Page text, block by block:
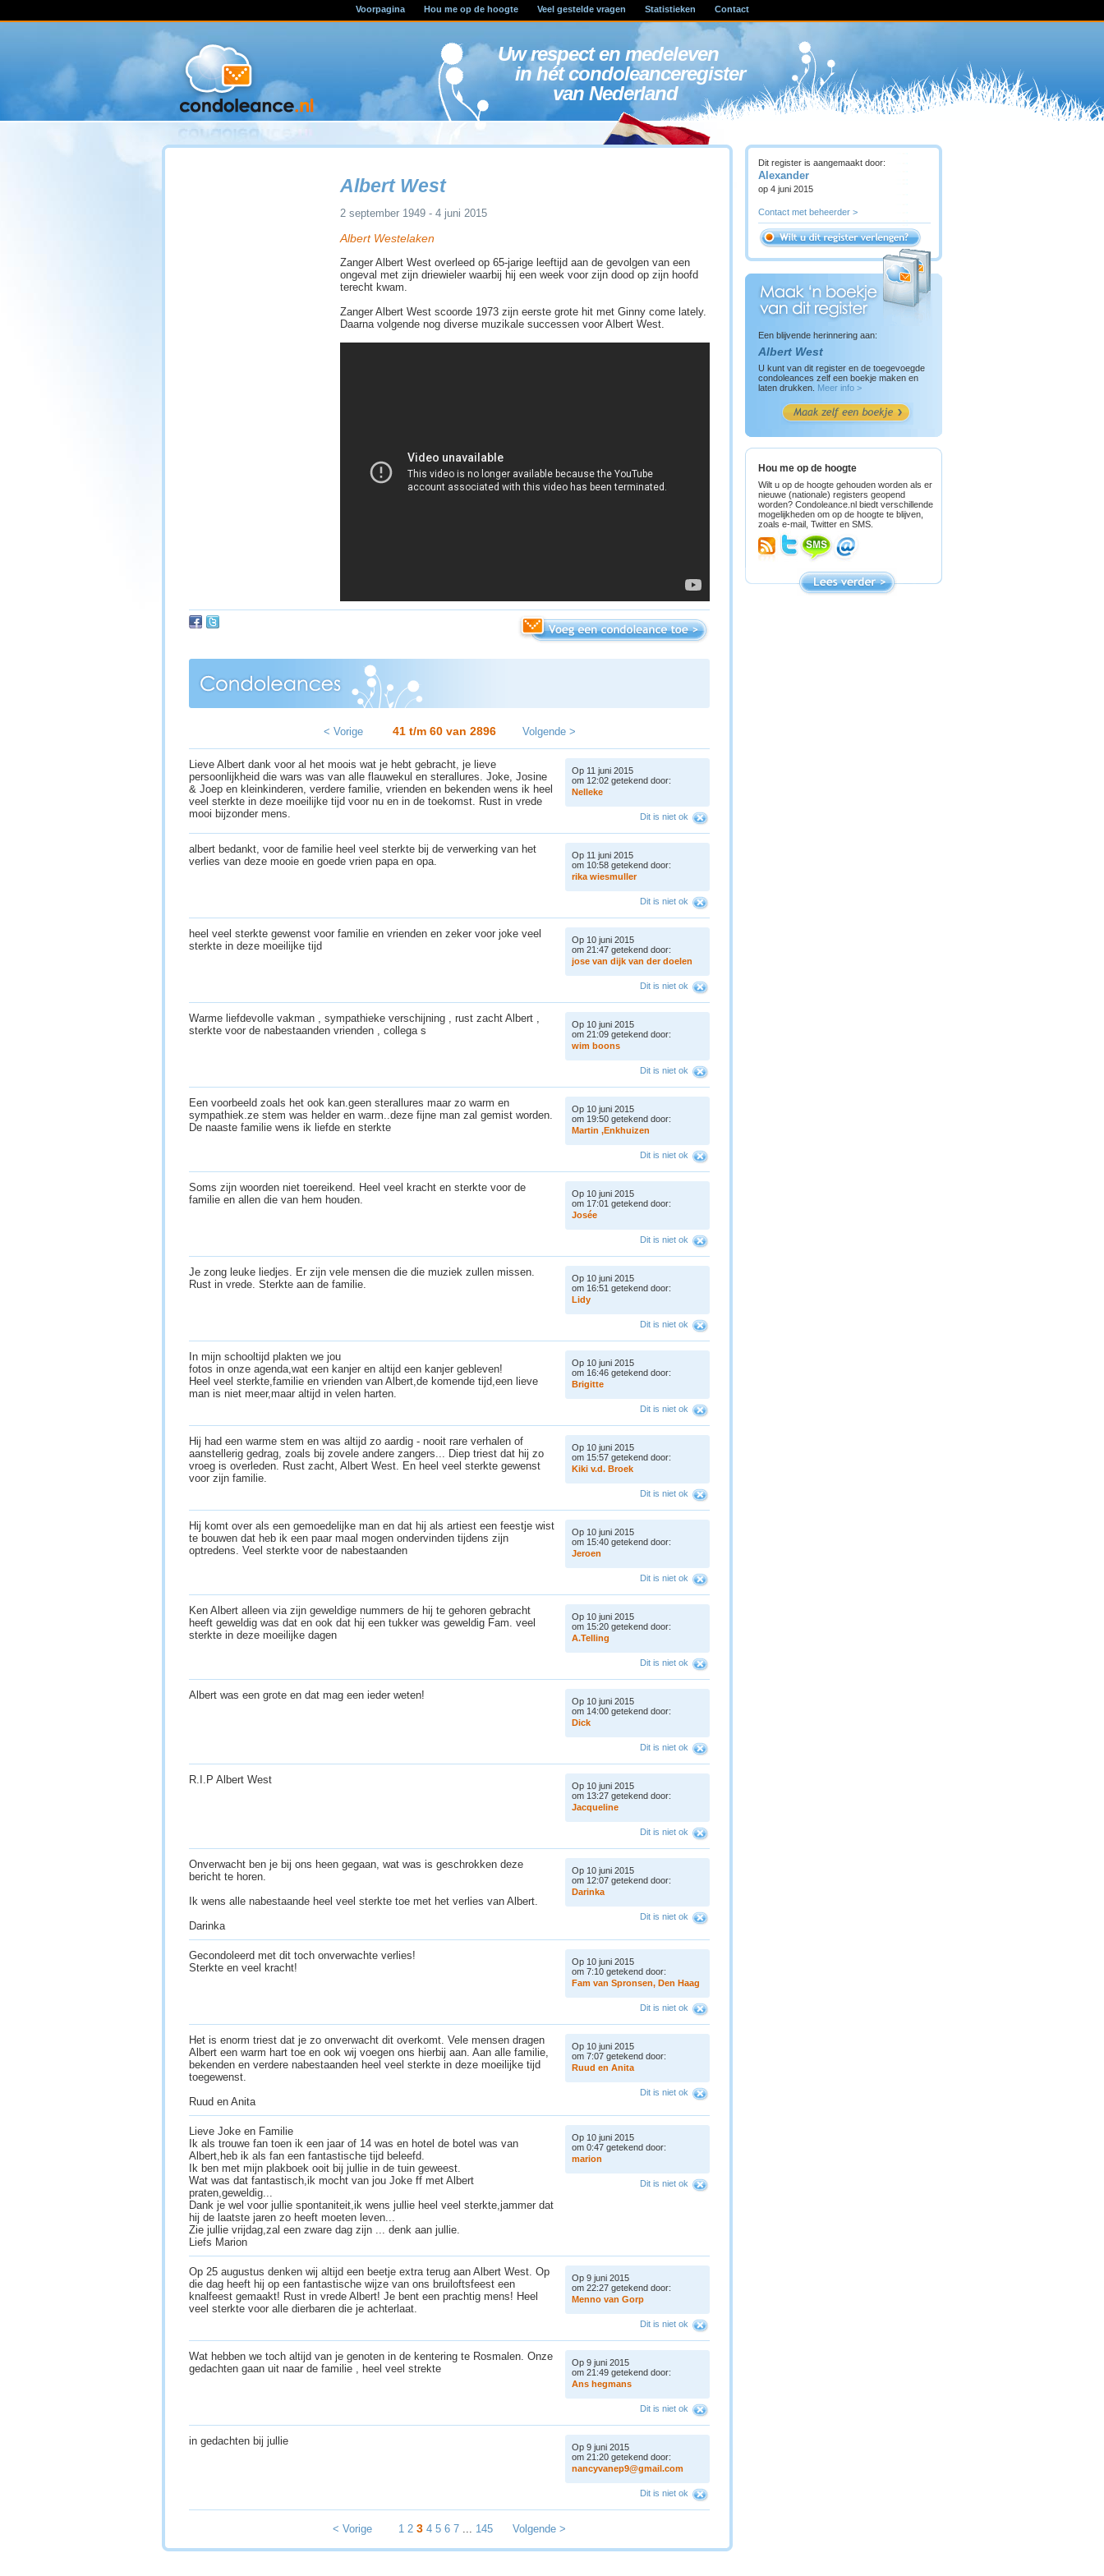
Voorpagina Hou me op de hoogte Veel gestelde vragen Statistieken Contact
Uw respect en medeleven
in hét condoleanceregister
van Nederland
Albert West
2 september 1949 - 4 juni 2015
Albert Westelaken
Zanger Albert West overleed op 65-jarige leeftijd aan de gevolgen van een
ongeval met zijn driewieler waarbij hij een week voor zijn dood op zijn hoofd
terecht kwam.
Zanger Albert West scoorde 1973 zijn eerste grote hit met Ginny come lately.
Daarna volgende nog diverse muzikale successen voor Albert West.
< Vorige 41 t/m 60 van 2896 Volgende >
Lieve Albert dank voor al het moois wat je hebt gebracht, je lieve
persoonlijkheid die wars was van alle flauwekul en sterallures. Joke, Josine
& Joep en kleinkinderen, verdere familie, vrienden en bekenden wens ik heel
veel sterkte in deze moeilijke tijd voor nu en in de toekomst. Rust in vrede
mooi bijzonder mens.
Op 11 juni 2015
om 12:02 getekend door:
Nelleke
Dit is niet ok
albert bedankt, voor de familie heel veel sterkte bij de verwerking van het
verlies van deze mooie en goede vrien papa en opa.
Op 11 juni 2015
om 10:58 getekend door:
rika wiesmuller
Dit is niet ok
heel veel sterkte gewenst voor familie en vrienden en zeker voor joke veel
sterkte in deze moeilijke tijd
Op 10 juni 2015
om 21:47 getekend door:
jose van dijk van der doelen
Dit is niet ok
Warme liefdevolle vakman , sympathieke verschijning , rust zacht Albert ,
sterkte voor de nabestaanden vrienden , collega s
Op 10 juni 2015
om 21:09 getekend door:
wim boons
Dit is niet ok
Een voorbeeld zoals het ook kan.geen sterallures maar zo warm en
sympathiek.ze stem was helder en warm..deze fijne man zal gemist worden.
De naaste familie wens ik liefde en sterkte
Op 10 juni 2015
om 19:50 getekend door:
Martin ,Enkhuizen
Dit is niet ok
Soms zijn woorden niet toereikend. Heel veel kracht en sterkte voor de
familie en allen die van hem houden.
Op 10 juni 2015
om 17:01 getekend door:
Josée
Dit is niet ok
Je zong leuke liedjes. Er zijn vele mensen die die muziek zullen missen.
Rust in vrede. Sterkte aan de familie.
Op 10 juni 2015
om 16:51 getekend door:
Lidy
Dit is niet ok
In mijn schooltijd plakten we jou
fotos in onze agenda,wat een kanjer en altijd een kanjer gebleven!
Heel veel sterkte,familie en vrienden van Albert,de komende tijd,een lieve
man is niet meer,maar altijd in velen harten.
Op 10 juni 2015
om 16:46 getekend door:
Brigitte
Dit is niet ok
Hij had een warme stem en was altijd zo aardig - nooit rare verhalen of
aanstellerig gedrag, zoals bij zovele andere zangers... Diep triest dat hij zo
vroeg is overleden. Rust zacht, Albert West. En heel veel sterkte gewenst
voor zijn familie.
Op 10 juni 2015
om 15:57 getekend door:
Kiki v.d. Broek
Dit is niet ok
Hij komt over als een gemoedelijke man en dat hij als artiest een feestje wist
te bouwen dat heb ik een paar maal mogen ondervinden tijdens zijn
optredens. Veel sterkte voor de nabestaanden
Op 10 juni 2015
om 15:40 getekend door:
Jeroen
Dit is niet ok
Ken Albert alleen via zijn geweldige nummers de hij te gehoren gebracht
heeft geweldig was dat en ook dat hij een tukker was geweldig Fam. veel
sterkte in deze moeilijke dagen
Op 10 juni 2015
om 15:20 getekend door:
A.Telling
Dit is niet ok
Albert was een grote en dat mag een ieder weten!
Op 10 juni 2015
om 14:00 getekend door:
Dick
Dit is niet ok
R.I.P Albert West
Op 10 juni 2015
om 13:27 getekend door:
Jacqueline
Dit is niet ok
Onverwacht ben je bij ons heen gegaan, wat was is geschrokken deze
bericht te horen.
Ik wens alle nabestaande heel veel sterkte toe met het verlies van Albert.
Darinka
Op 10 juni 2015
om 12:07 getekend door:
Darinka
Dit is niet ok
Gecondoleerd met dit toch onverwachte verlies!
Sterkte en veel kracht!
Op 10 juni 2015
om 7:10 getekend door:
Fam van Spronsen, Den Haag
Dit is niet ok
Het is enorm triest dat je zo onverwacht dit overkomt. Vele mensen dragen
Albert een warm hart toe en ook wij voegen ons hierbij aan. Aan alle familie,
bekenden en verdere nabestaanden heel veel sterkte in deze moeilijke tijd
toegewenst.
Ruud en Anita
Op 10 juni 2015
om 7:07 getekend door:
Ruud en Anita
Dit is niet ok
Lieve Joke en Familie
Ik als trouwe fan toen ik een jaar of 14 was en hotel de botel was van
Albert,heb ik als fan een fantastische tijd beleefd.
Ik ben met mijn plakboek ooit bij jullie in de tuin geweest.
Wat was dat fantastisch,ik mocht van jou Joke ff met Albert
praten,geweldig...
Dank je wel voor jullie spontaniteit,ik wens jullie heel veel sterkte,jammer dat
hij de laatste jaren zo heeft moeten leven...
Zie jullie vrijdag,zal een zware dag zijn ... denk aan jullie.
Liefs Marion
Op 10 juni 2015
om 0:47 getekend door:
marion
Dit is niet ok
Op 25 augustus denken wij altijd een beetje extra terug aan Albert West. Op
die dag heeft hij op een fantastische wijze van ons bruiloftsfeest een
knalfeest gemaakt! Rust in vrede Albert! Je bent een prachtig mens! Heel
veel sterkte voor alle dierbaren die je achterlaat.
Op 9 juni 2015
om 22:27 getekend door:
Menno van Gorp
Dit is niet ok
Wat hebben we toch altijd van je genoten in de kentering te Rosmalen. Onze
gedachten gaan uit naar de familie , heel veel strekte
Op 9 juni 2015
om 21:49 getekend door:
Ans hegmans
Dit is niet ok
in gedachten bij jullie
Op 9 juni 2015
om 21:20 getekend door:
nancyvanep9@gmail.com
Dit is niet ok
< Vorige 1 2 3 4 5 6 7 145 Volgende >
Dit register is aangemaakt door:
Alexander
op 4 juni 2015
Contact met beheerder >
Een blijvende herinnering aan:
Albert West
U kunt van dit register en de toegevoegde
condoleances zelf een boekje maken en
laten drukken.
Meer info >
Hou me op de hoogte
Wilt u op de hoogte gehouden worden als er
nieuwe (nationale) registers geopend
worden? Condoleance.nl biedt verschillende
mogelijkheden om op de hoogte te blijven,
zoals e-mail, Twitter en SMS.